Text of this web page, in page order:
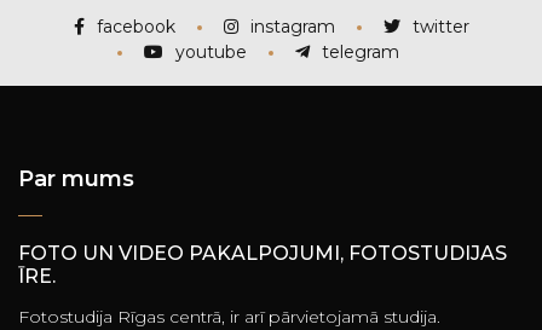
facebook instagram
twitter
youtube
telegram
Par mums
FOTO UN VIDEO PAKALPOJUMI, FOTOSTUDIJAS
ĪRE.
Fotostudija Rīgas centrā, ir arī pārvietojamā studija.